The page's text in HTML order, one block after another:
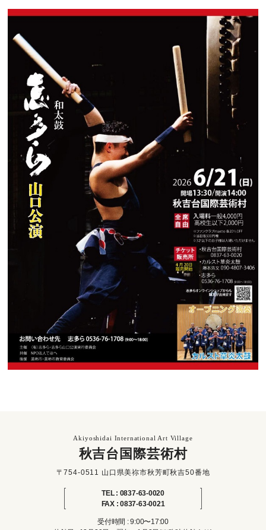
Akiyoshidai International Art Village
秋吉台国際芸術村
〒754-0511 山口県美祢市秋芳町秋吉50番地
TEL : 0837-63-0020
FAX : 0837-63-0021
受付時間 : 9:00〜17:00